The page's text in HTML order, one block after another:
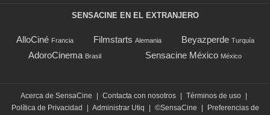
SENSACINE EN EL EXTRANJERO
AlloCiné Francia Filmstarts Alemania Beyazperde Turquía
AdoroCinema Brasil Sensacine México México
Acerca de SensaCine | Contacta con nosotros | Términos de uso |
Política de Privacidad
| Administrar Utiq | ©SensaCine | Preferencias de